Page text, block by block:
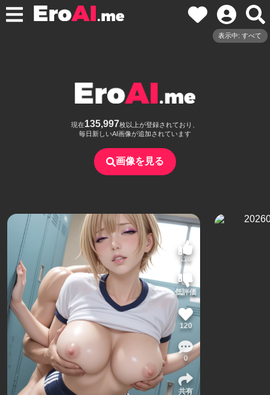
表示中: すべて
現在135,997枚以上が登録されており、
毎日新しいAI画像が追加されています
画像を見る
116
低評価
120
0
共有